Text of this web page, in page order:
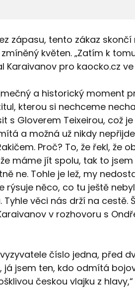
zápasu, tento zákaz skončí
květen. „Zatím k
Karaivanov pro kaocko.cz
a historický moment
kterou si nechceme
s Gloverem Teixeirou, což
a možná už nikdy
Proč? To, že řekl, že
máme jít spolu, tak to jsem
ne. Tohle je lež, my
rýsuje něco, co tu ještě
věci nás drží na cestě.
v rozhovoru s
číslo jedna, před
já jsem ten, kdo odmítá
českou vlajku z